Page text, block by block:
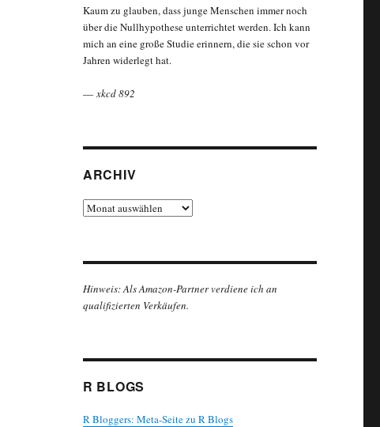
Kaum zu glauben, dass junge Menschen immer noch
über die Nullhypothese unterrichtet werden. Ich kann
mich an eine große Studie erinnern, die sie schon vor
Jahren widerlegt hat.
—xkcd 892
ARCHIV
Archiv
Hinweis: Als Amazon-Partner verdiene ich an
qualifizierten Verkäufen.
R BLOGS
R Bloggers: Meta-Seite zu R Blogs